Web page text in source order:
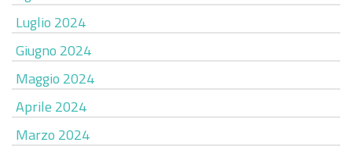
Luglio 2024
Giugno 2024
Maggio 2024
Aprile 2024
Marzo 2024